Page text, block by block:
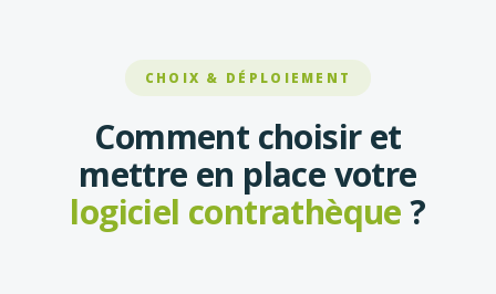
CHOIX & DÉPLOIEMENT
Comment choisir et
mettre en place votre
logiciel contrathèque?